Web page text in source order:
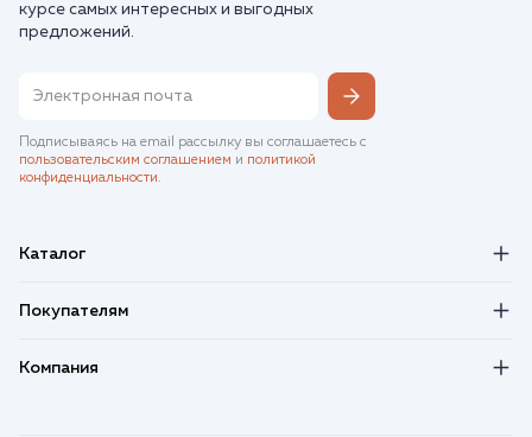
курсе самых интересных и выгодных
предложений.
Подписываясь на email рассылку вы соглашаетесь с
пользовательским соглашением и политикой
конфиденциальности.
Каталог
Покупателям
Компания